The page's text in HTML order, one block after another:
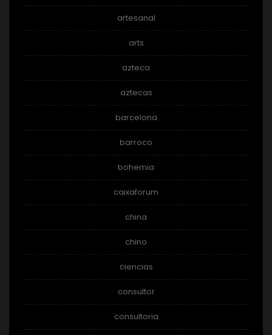
artesanal
arts
azteca
aztecas
barcelona
barroco
bohemia
caixaforum
china
chino
ciencias
consultor
consultoria